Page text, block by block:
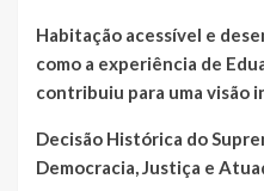
Habitação acessível e
como a experiência de
contribuiu para uma visão
Decisão Histórica do
Democracia, Justiça e